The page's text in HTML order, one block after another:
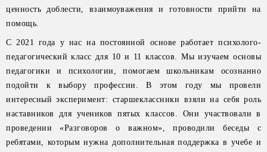
ценность доблести, взаимоуважения и готовности прийти на
помощь.
С 2021 года у нас на постоянной основе работает психолого-
педагогический класс для 10 и 11 классов. Мы изучаем основы
педагогики и психологии, помогаем школьникам осознанно
подойти к выбору профессии. В этом году мы провели
интересный эксперимент: старшеклассники взяли на себя роль
наставников для учеников пятых классов. Они участвовали в
проведении «Разговоров о важном», проводили беседы с
ребятами, которым нужна дополнительная поддержка в учебе и